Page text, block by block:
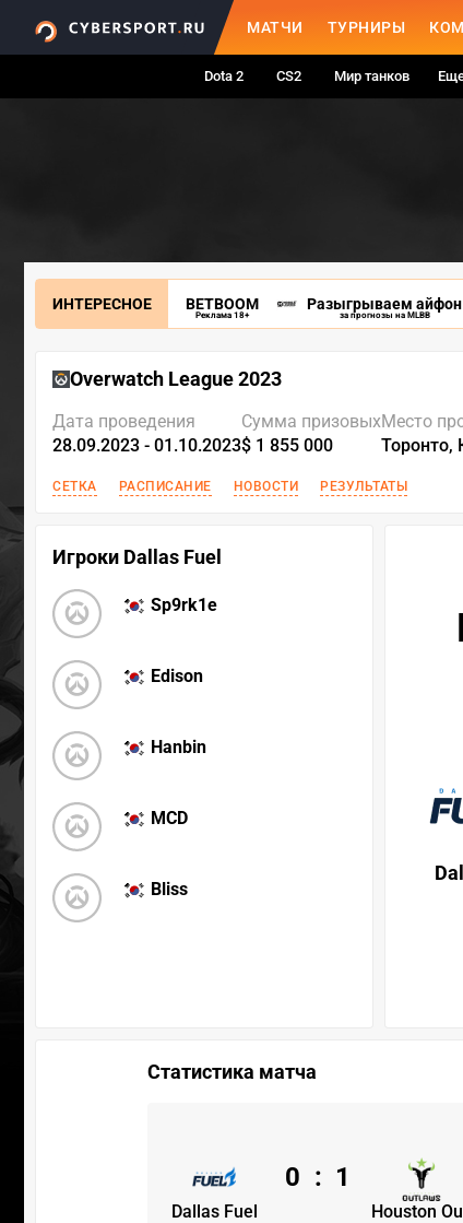
МАТЧИ ТУРНИРЫ
Dota 2 CS2 Мир танков
ИНТЕРЕСНОЕ BETBOOM
Реклама 18+
Разыгрываем айфон
за прогнозы на MLBB
Overwatch League 2023
Дата проведения
28.09.2023 - 01.10.2023
Сумма призовых
$ 1 855 000
Место
Торонто,
СЕТКА РАСПИСАНИЕ НОВОСТИ РЕЗУЛЬТАТЫ
Игроки Dallas Fuel
Sp9rk1e
Edison
Hanbin
MCD
Bliss
Статистика матча
Dallas Fuel Houston
0 : 1